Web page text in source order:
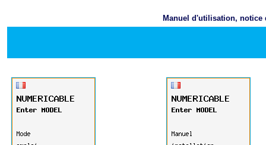
Manuel d'utilisation, notice